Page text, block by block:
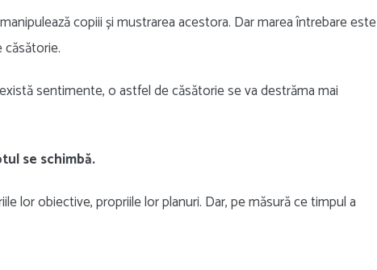
copiii și mustrarea acestora. Dar marea întrebare este
sentimente, o astfel de căsătorie se va destrăma mai
se schimbă.
lor obiective, propriile lor planuri. Dar, pe măsură ce timpul a